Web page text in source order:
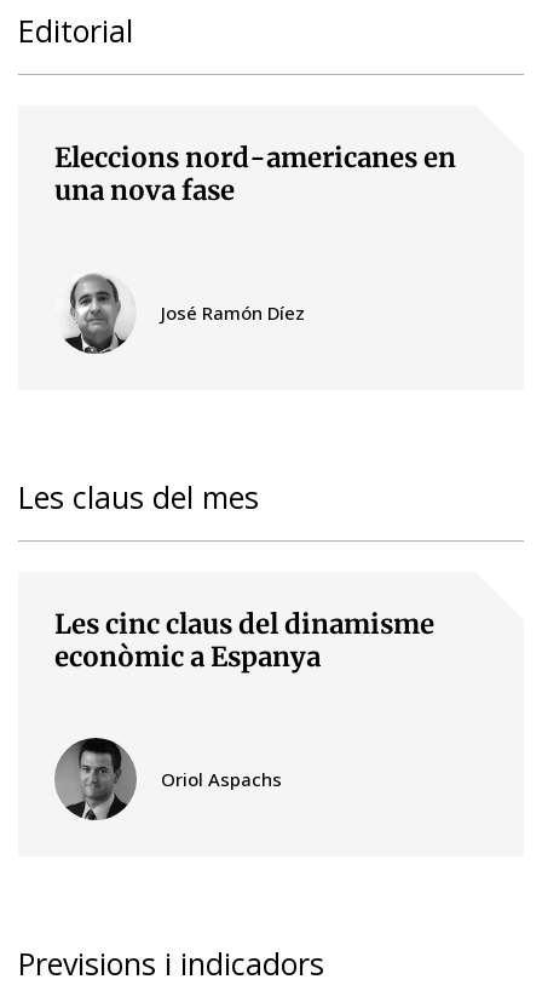
Editorial
Eleccions nord-americanes en
una nova fase
José Ramón Díez
Les claus del mes
Les cinc claus del dinamisme
econòmic a Espanya
Oriol Aspachs
Previsions i indicadors